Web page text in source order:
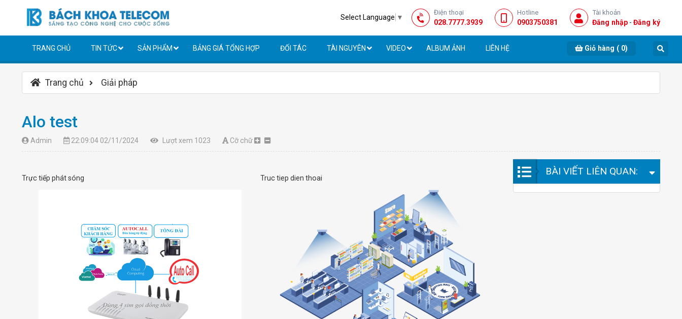
Select Language ▼
Điện thoại
028.7777.3939
Hotline
0903750381
Tài khoản
Đăng nhập - Đăng ký
TRANG CHỦ TIN TỨC SẢN PHẨM BẢNG GIÁ TỔNG HỢP ĐỐI TÁC TÀI NGUYÊN VIDEO ALBUM ẢNH LIÊN HỆ Giỏ hàng ( 0)
Trang chủ Giải pháp
Alo test
Admin 22:09:04 02/11/2024 Lượt xem 1023 Cỡ chữ
Trực tiếp phát sóng Truc tiep dien thoai
BÀI VIẾT LIÊN QUAN: